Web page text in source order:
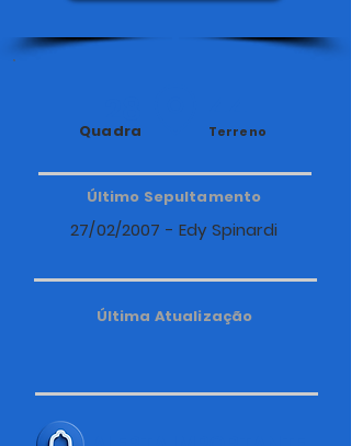
Quadra Terreno
Último Sepultamento
27/02/2007 - Edy Spinardi
Última Atualização